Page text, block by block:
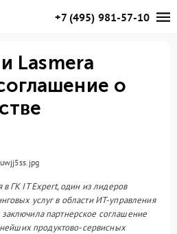
+7 (495) 981-57-10
Lasmera
о
ГК IT Expert, один из лидеров
услуг в области ИТ-управления
партнерское соглашение
продуктово-сервисных